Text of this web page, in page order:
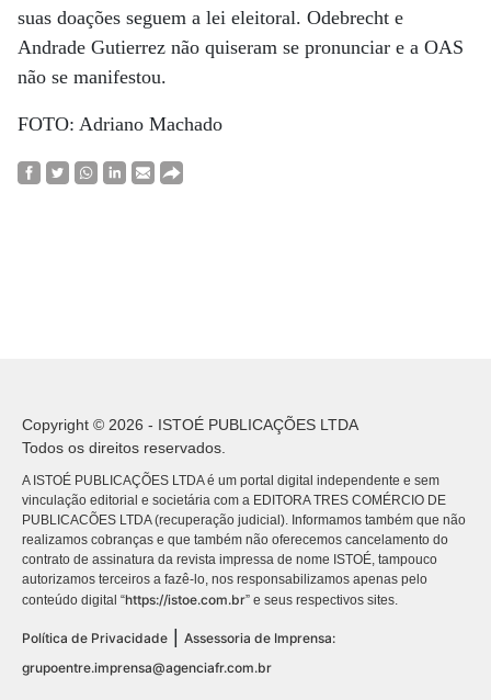
suas doações seguem a lei eleitoral. Odebrecht e
Andrade Gutierrez não quiseram se pronunciar e a OAS
não se manifestou.
FOTO: Adriano Machado
Copyright © 2026 - ISTOÉ PUBLICAÇÕES LTDA
Todos os direitos reservados.
A ISTOÉ PUBLICAÇÕES LTDA é um portal digital independente e sem
vinculação editorial e societária com a EDITORA TRES COMÉRCIO DE
PUBLICACÕES LTDA (recuperação judicial). Informamos também que não
realizamos cobranças e que também não oferecemos cancelamento do
contrato de assinatura da revista impressa de nome ISTOÉ, tampouco
autorizamos terceiros a fazê-lo, nos responsabilizamos apenas pelo
conteúdo digital “https://istoe.com.br” e seus respectivos sites.
Política de Privacidade | Assessoria de Imprensa:
grupoentre.imprensa@agenciafr.com.br